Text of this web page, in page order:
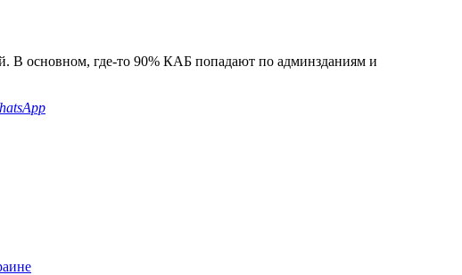
В основном, где-то 90% КАБ попадают по админзданиям и